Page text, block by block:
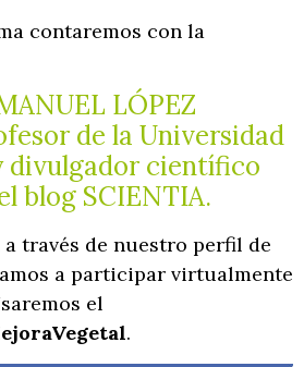
contaremos con la
LÓPEZ
de la Universidad
divulgador científico
blog SCIENTIA.
a través de nuestro perfil de
a participar virtualmente
el
.